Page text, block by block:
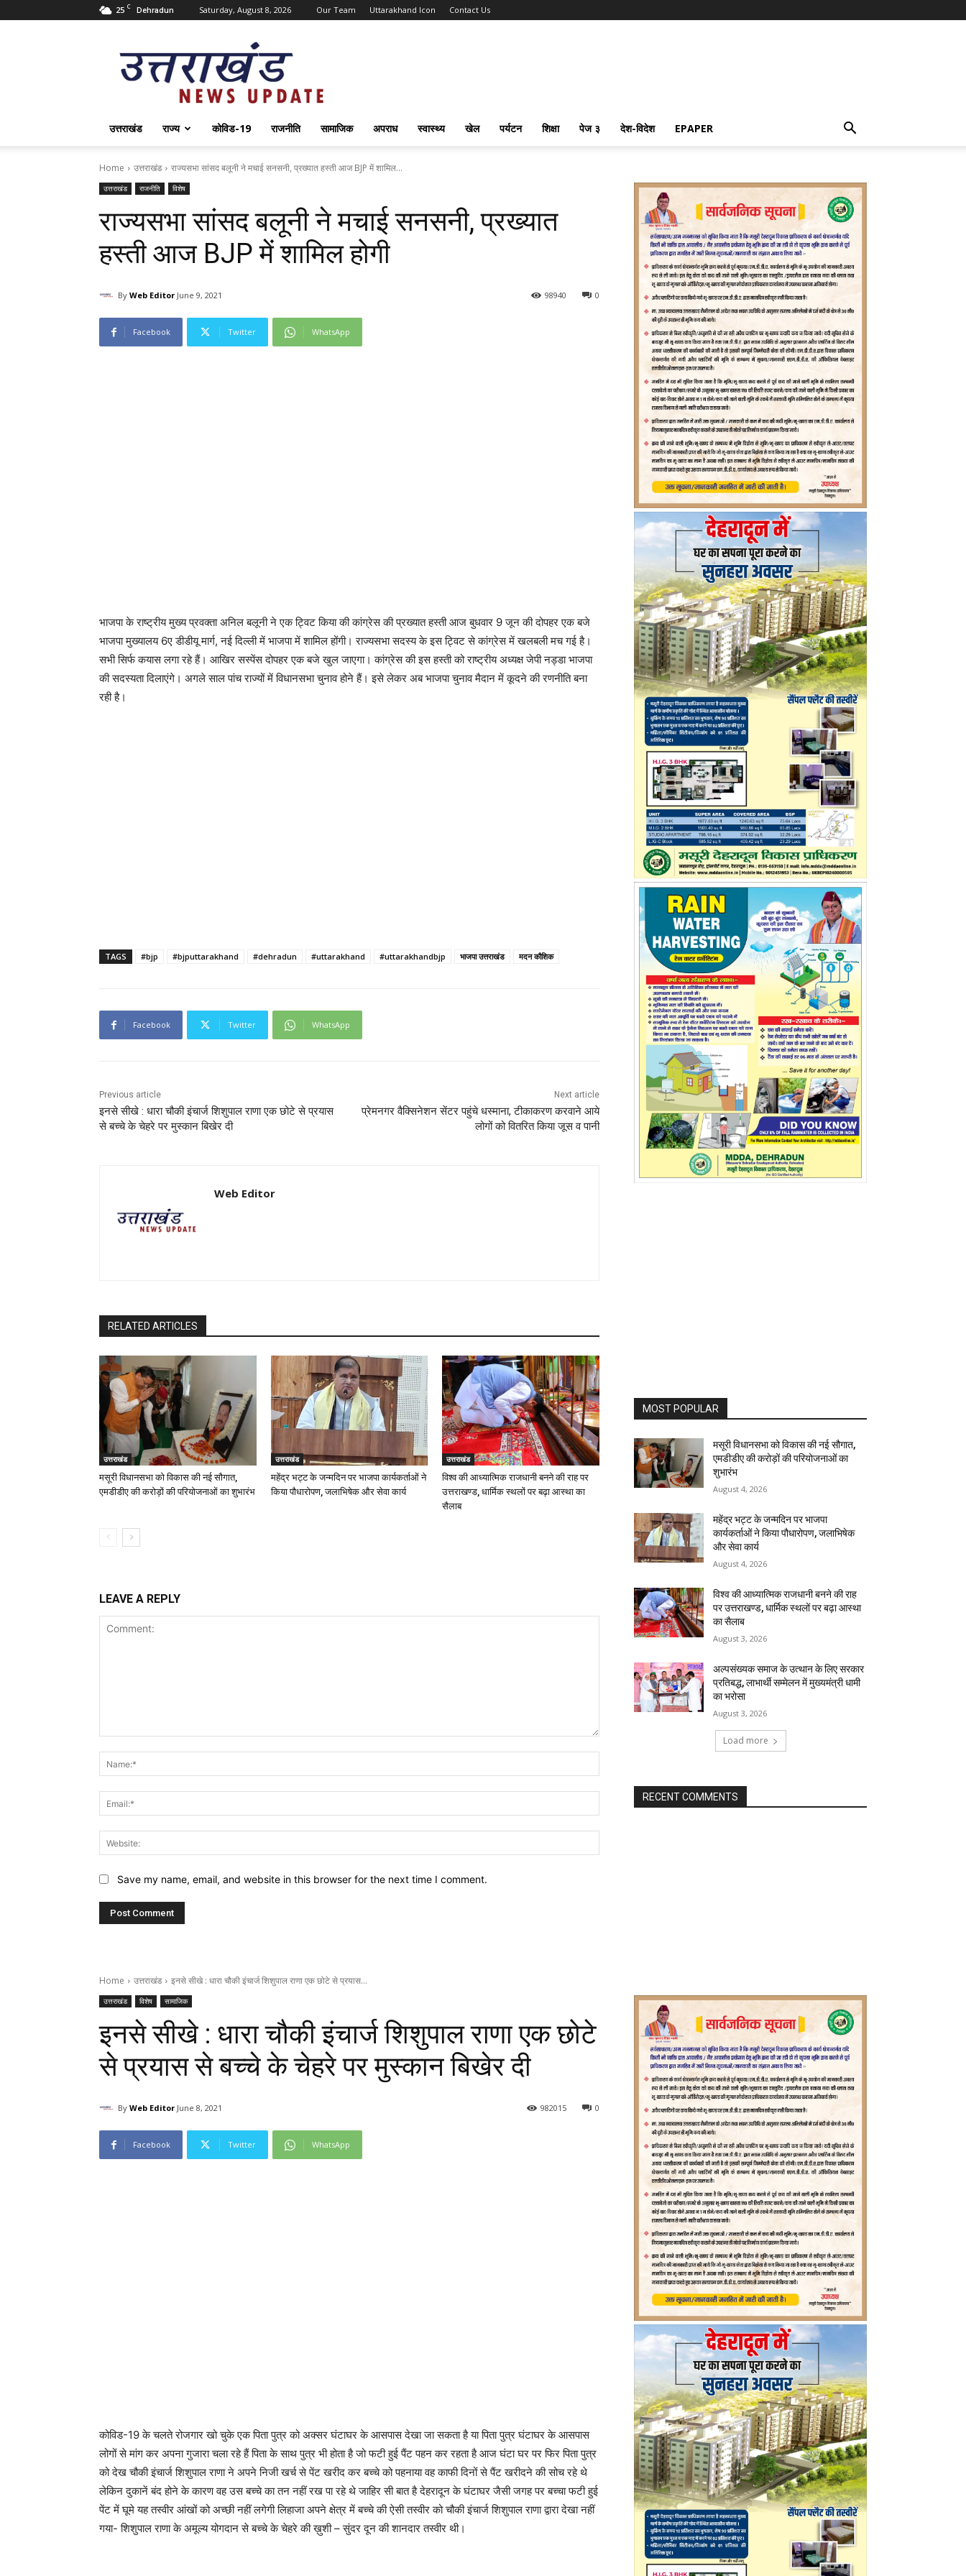
25 C Dehradun Saturday, August 8, 2026 Our Team Uttarakhand Icon Contact Us
Uttarakhand
News
Update
उत्तराखंड राज्य कोविड-19 राजनीति सामाजिक अपराध स्वास्थ्य खेल पर्यटन शिक्षा पेज ३ देश-विदेश EPAPER
Home उत्तराखंड राज्यसभा सांसद बलूनी ने मचाई सनसनी, प्रख्यात हस्ती आज BJP में शामिल...
उत्तराखंड राजनीति विशेष
राज्यसभा सांसद बलूनी ने मचाई सनसनी, प्रख्यात
हस्ती आज BJP में शामिल होगी
By Web Editor June 9, 2021 0
98940
Facebook Twitter WhatsApp
भाजपा के राष्ट्रीय मुख्य प्रवक्ता अनिल बलूनी ने एक ट्विट किया की कांग्रेस की प्रख्यात हस्ती आज बुधवार 9 जून की दोपहर एक बजे
भाजपा मुख्यालय 6ए डीडीयू मार्ग, नई दिल्ली में भाजपा में शामिल होंगी। राज्यसभा सदस्य के इस ट्विट से कांग्रेस में खलबली मच गई है।
सभी सिर्फ कयास लगा रहे हैं। आखिर सस्पेंस दोपहर एक बजे खुल जाएगा। कांग्रेस की इस हस्ती को राष्ट्रीय अध्यक्ष जेपी नड्डा भाजपा
की सदस्यता दिलाएंगे। अगले साल पांच राज्यों में विधानसभा चुनाव होने हैं। इसे लेकर अब भाजपा चुनाव मैदान में कूदने की रणनीति बना
रही है।
TAGS #bjp #bjputtarakhand #dehradun #uttarakhand #uttarakhandbjp भाजपा उत्तराखंड मदन कौशिक
Facebook Twitter WhatsApp
Previous article
इनसे सीखे : धारा चौकी इंचार्ज शिशुपाल राणा एक छोटे से प्रयास
से बच्चे के चेहरे पर मुस्कान बिखेर दी
Next article
प्रेमनगर वैक्सिनेशन सेंटर पहुंचे धस्माना, टीकाकरण करवाने आये
लोगों को वितरित किया जूस व पानी
Web Editor
RELATED ARTICLES
उत्तराखंड
मसूरी विधानसभा को विकास की नई सौगात,
एमडीडीए की करोड़ों की परियोजनाओं का शुभारंभ
उत्तराखंड
महेंद्र भट्ट के जन्मदिन पर भाजपा कार्यकर्ताओं ने
किया पौधारोपण, जलाभिषेक और सेवा कार्य
उत्तराखंड
विश्व की आध्यात्मिक राजधानी बनने की राह पर
उत्तराखण्ड, धार्मिक स्थलों पर बढ़ा आस्था का
सैलाब
LEAVE A REPLY
Save my name, email, and website in this browser for the next time I comment.
MOST POPULAR
मसूरी विधानसभा को विकास की नई सौगात,
एमडीडीए की करोड़ों की परियोजनाओं का
शुभारंभ
August 4, 2026
महेंद्र भट्ट के जन्मदिन पर भाजपा
कार्यकर्ताओं ने किया पौधारोपण, जलाभिषेक
और सेवा कार्य
August 4, 2026
विश्व की आध्यात्मिक राजधानी बनने की राह
पर उत्तराखण्ड, धार्मिक स्थलों पर बढ़ा आस्था
का सैलाब
August 3, 2026
अल्पसंख्यक समाज के उत्थान के लिए सरकार
प्रतिबद्ध, लाभार्थी सम्मेलन में मुख्यमंत्री धामी
का भरोसा
August 3, 2026
Load more
RECENT COMMENTS